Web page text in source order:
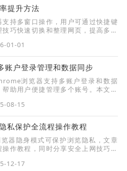
提升方法
支持多窗口操作，用户可通过快捷键
技巧快速切换和整理网页，提高多任
01-01
户登录管理和数据同步
浏览器支持多账户登录和数据
帮助用户便捷管理多个账号。本文详
08-15
私保护全流程操作教程
器隐身模式可保护浏览隐私，文章
操作教程，同时分享安全上网技巧，
12-17